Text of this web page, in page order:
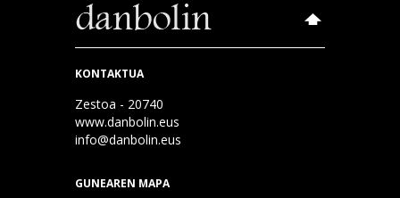
KONTAKTUA
Zestoa - 20740
www.danbolin.eus
info@danbolin.eus
GUNEAREN MAPA